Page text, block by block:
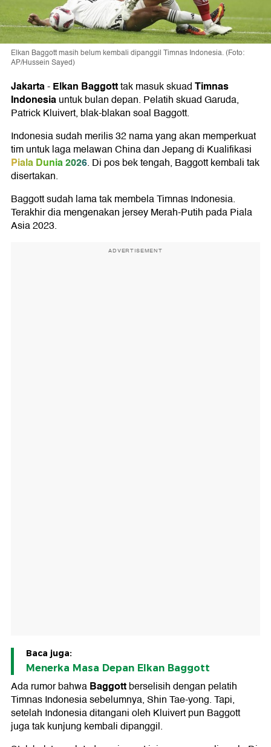
Elkan Baggott masih belum kembali dipanggil Timnas Indonesia. (Foto:
AP/Hussein Sayed)
Jakarta-Elkan Baggotttak masuk skuadTimnas
Indonesiauntuk bulan depan. Pelatih skuad Garuda,
Patrick Kluivert, blak-blakan soal Baggott.
Indonesia sudah merilis 32 nama yang akan memperkuat
tim untuk laga melawan China dan Jepang di Kualifikasi
Piala Dunia 2026. Di pos bek tengah, Baggott kembali tak
disertakan.
Baggott sudah lama tak membela Timnas Indonesia.
Terakhir dia mengenakan jersey Merah-Putih pada Piala
Asia 2023.
ADVERTISEMENT
Baca juga:
Menerka Masa Depan Elkan Baggott
Ada rumor bahwaBaggottberselisih dengan pelatih
Timnas Indonesia sebelumnya, Shin Tae-yong. Tapi,
setelah Indonesia ditangani oleh Kluivert pun Baggott
juga tak kunjung kembali dipanggil.